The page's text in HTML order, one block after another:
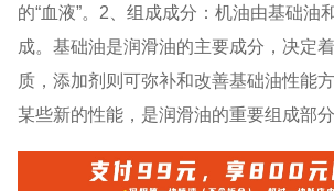
的“血液”。2、组成成分：机油由基础油
成。基础油是润滑油的主要成分，决定
质，添加剂则可弥补和改善基础油性能
某些新的性能，是润滑油的重要组成部分